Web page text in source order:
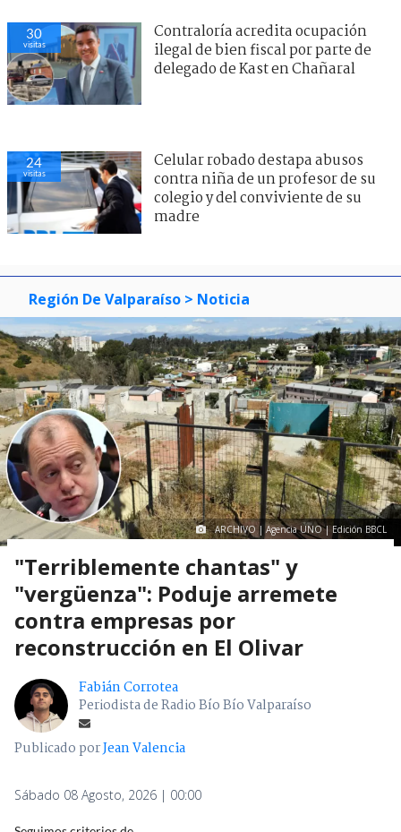
30
visitas
Contraloría acredita ocupación
ilegal de bien fiscal por parte de
delegado de Kast en Chañaral
24
visitas
Celular robado destapa abusos
contra niña de un profesor de su
colegio y del conviviente de su
madre
Región De Valparaíso > Noticia
ARCHIVO | Agencia UNO | Edición BBCL
"Terriblemente chantas" y
"vergüenza": Poduje arremete
contra empresas por
reconstrucción en El Olivar
Fabián Corrotea
Periodista de Radio Bío Bío Valparaíso
Publicado porJean Valencia
Sábado 08 Agosto, 2026 | 00:00